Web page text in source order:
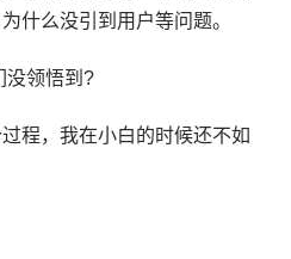
什么没引到用户等问题。
没领悟到?
程，我在小白的时候还不如